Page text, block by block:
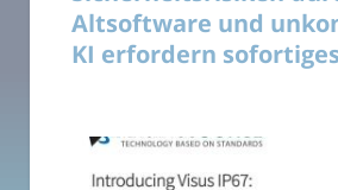
Altsoftware und
KI erfordern